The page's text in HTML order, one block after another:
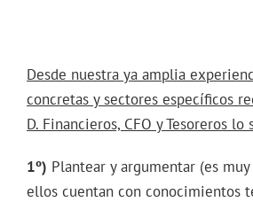
Desde nuestra ya amplia
concretas y sectores específicos
D. Financieros, CFO y Tesoreros lo
1º) Plantear y argumentar (es
ellos cuentan con conocimientos